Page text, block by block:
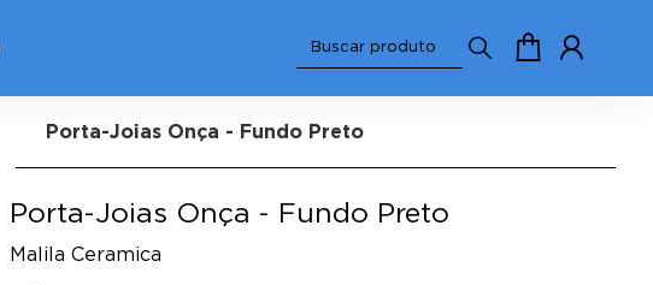
Porta-Joias Onça - Fundo Preto
Porta-Joias Onça - Fundo Preto
Malila Ceramica